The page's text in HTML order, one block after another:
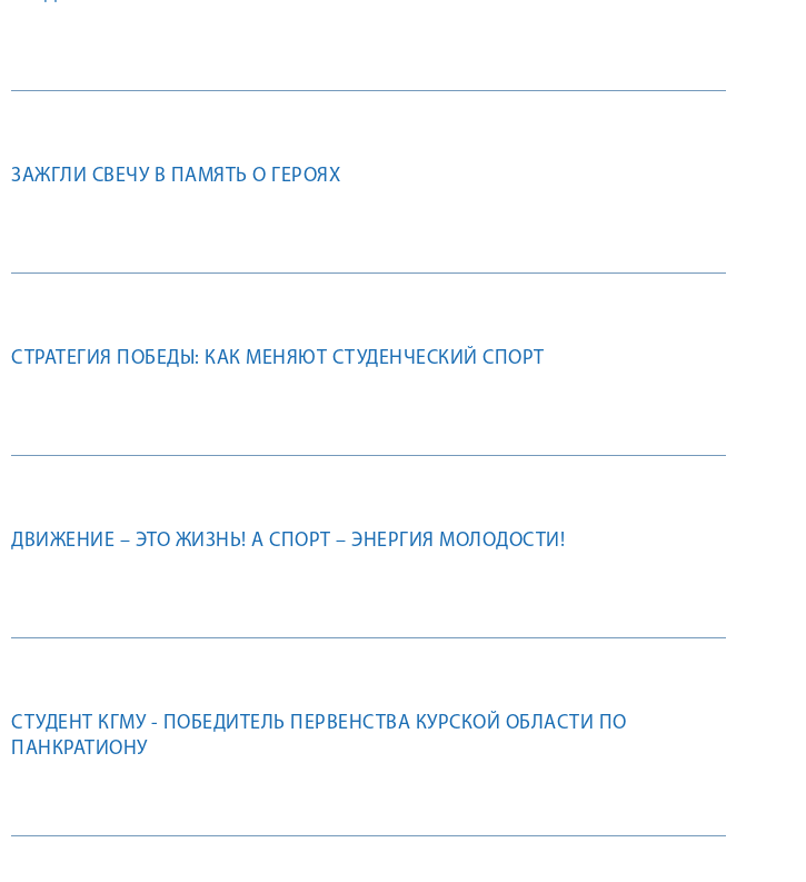
ЗАЖГЛИ СВЕЧУ В ПАМЯТЬ О ГЕРОЯХ
СТРАТЕГИЯ ПОБЕДЫ: КАК МЕНЯЮТ СТУДЕНЧЕСКИЙ СПОРТ
ДВИЖЕНИЕ – ЭТО ЖИЗНЬ! А СПОРТ – ЭНЕРГИЯ МОЛОДОСТИ!
СТУДЕНТ КГМУ - ПОБЕДИТЕЛЬ ПЕРВЕНСТВА КУРСКОЙ ОБЛАСТИ ПО
ПАНКРАТИОНУ